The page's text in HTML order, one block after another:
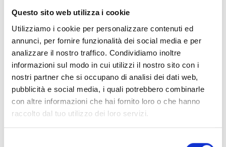
Questo sito web utilizza i cookie
Utilizziamo i cookie per personalizzare contenuti ed
annunci, per fornire funzionalità dei social media e per
analizzare il nostro traffico. Condividiamo inoltre
informazioni sul modo in cui utilizzi il nostro sito con i
nostri partner che si occupano di analisi dei dati web,
pubblicità e social media, i quali potrebbero combinarle
con altre informazioni che hai fornito loro o che hanno
raccolto dal tuo utilizzo dei loro servizi.
soia free chetogenico
mct
INGREDIENTI
Olio MCT c8 puro (Acido Caprilico), limonene.